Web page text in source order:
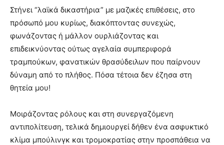
Στήνει “λαϊκά δικαστήρια” με μαζικές επιθέσεις, στο
πρόσωπό μου κυρίως, διακόπτοντας συνεχώς,
φωνάζοντας ή μάλλον ουρλιάζοντας και
επιδεικνύοντας ούτως αγελαία συμπεριφορά
τραμπούκων, φανατικών θρασύδειλων που παίρνουν
δύναμη από το πλήθος. Πόσα τέτοια δεν έζησα στη
θητεία μου!
Μοιράζοντας ρόλους και στη συνεργαζόμενη
αντιπολίτευση, τελικά δημιουργεί δήθεν ένα ασφυκτικό
κλίμα μπούλινγκ και τρομοκρατίας στην προσπάθεια να